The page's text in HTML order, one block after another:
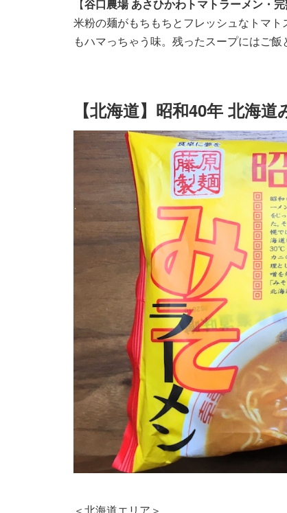
【谷口農場 あさひかわトマトラーメン・
米粉の麺がもちもちとフレッシュなトマ
もハマっちゃう味。残ったスープにはご
【北海道】昭和40年 北海